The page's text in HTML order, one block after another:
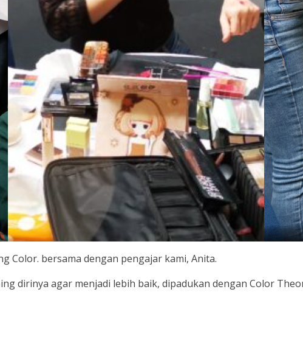
Color. bersama dengan pengajar kami, Anita.
dirinya agar menjadi lebih baik, dipadukan dengan Color